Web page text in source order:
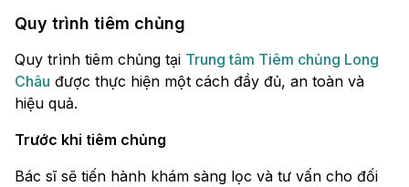
Quy trình tiêm chủng
Quy trình tiêm chủng tại Trung tâm Tiêm chủng Long
Châu được thực hiện một cách đầy đủ, an toàn và
hiệu quả.
Trước khi tiêm chủng
Bác sĩ sẽ tiến hành khám sàng lọc và tư vấn cho đối